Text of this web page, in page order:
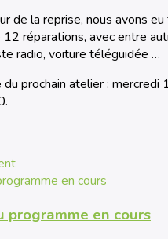
de la reprise, nous avons
réparations, avec entre
radio, voiture téléguidée …
prochain atelier : mercredi
en cours